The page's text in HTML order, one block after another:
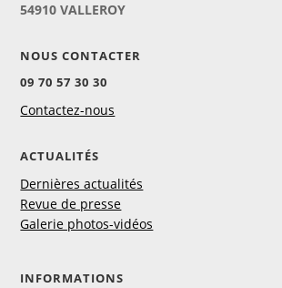
54910 VALLEROY
NOUS CONTACTER
09 70 57 30 30
Contactez-nous
ACTUALITÉS
Dernières actualités
Revue de presse
Galerie photos-vidéos
INFORMATIONS